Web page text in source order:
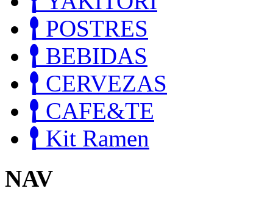
POSTRES
BEBIDAS
CERVEZAS
CAFE&TE
Kit Ramen
NAV